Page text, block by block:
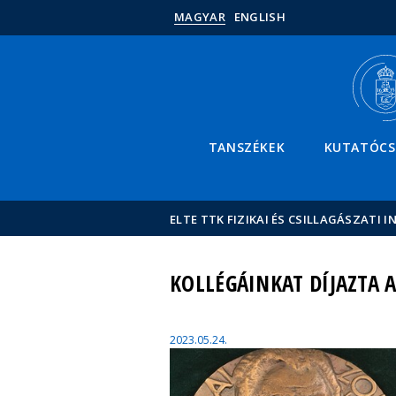
MAGYAR ENGLISH
TANSZÉKEK
ELTE TTK FIZIKAI ÉS CSILLAGÁSZATI
KOLLÉGÁINKAT DÍJAZTA
2023.05.24.